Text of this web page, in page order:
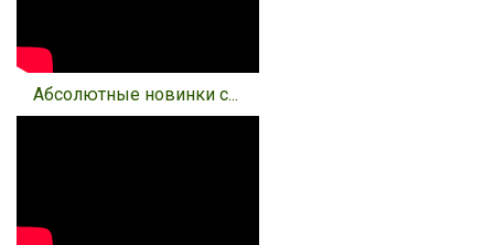
Абсолютные новинки с...